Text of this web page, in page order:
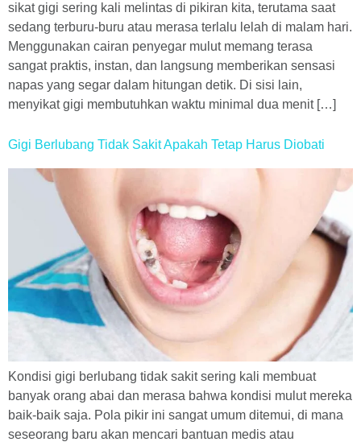
sikat gigi sering kali melintas di pikiran kita, terutama saat
sedang terburu-buru atau merasa terlalu lelah di malam hari.
Menggunakan cairan penyegar mulut memang terasa
sangat praktis, instan, dan langsung memberikan sensasi
napas yang segar dalam hitungan detik. Di sisi lain,
menyikat gigi membutuhkan waktu minimal dua menit […]
Gigi Berlubang Tidak Sakit Apakah Tetap Harus Diobati
Kondisi gigi berlubang tidak sakit sering kali membuat
banyak orang abai dan merasa bahwa kondisi mulut mereka
baik-baik saja. Pola pikir ini sangat umum ditemui, di mana
seseorang baru akan mencari bantuan medis atau